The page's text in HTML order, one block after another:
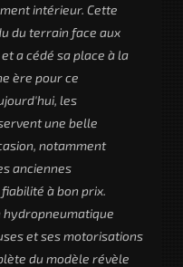
intérieur. Cette
du terrain face aux
a cédé sa place à la
ère pour ce
les
une belle
notamment
anciennes
à bon prix.
hydropneumatique
et ses motorisations
du modèle révèle